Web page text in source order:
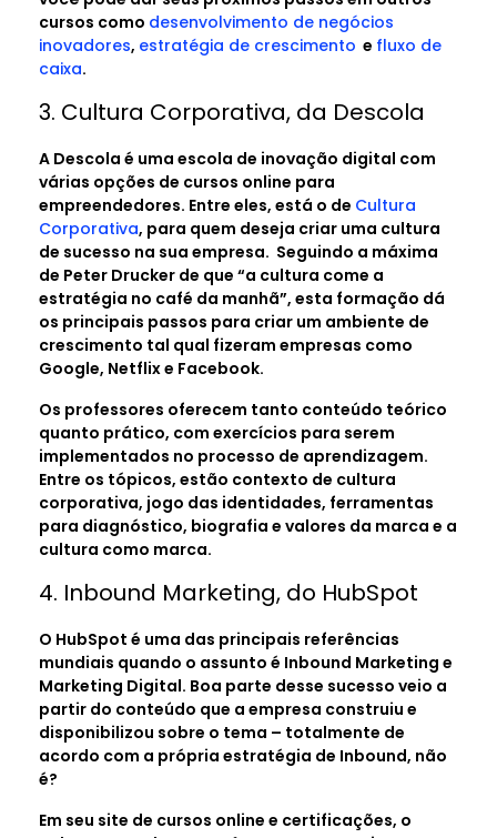
cursos como desenvolvimento de negócios
inovadores, estratégia de crescimento e fluxo de
caixa.
3. Cultura Corporativa, da Descola
A Descola é uma escola de inovação digital com
várias opções de cursos online para
empreendedores. Entre eles, está o de Cultura
Corporativa, para quem deseja criar uma cultura
de sucesso na sua empresa. Seguindo a máxima
de Peter Drucker de que “a cultura come a
estratégia no café da manhã”, esta formação dá
os principais passos para criar um ambiente de
crescimento tal qual fizeram empresas como
Google, Netflix e Facebook.
Os professores oferecem tanto conteúdo teórico
quanto prático, com exercícios para serem
implementados no processo de aprendizagem.
Entre os tópicos, estão contexto de cultura
corporativa, jogo das identidades, ferramentas
para diagnóstico, biografia e valores da marca e a
cultura como marca.
4. Inbound Marketing, do HubSpot
O HubSpot é uma das principais referências
mundiais quando o assunto é Inbound Marketing e
Marketing Digital. Boa parte desse sucesso veio a
partir do conteúdo que a empresa construiu e
disponibilizou sobre o tema – totalmente de
acordo com a própria estratégia de Inbound, não
é?
Em seu site de cursos online e certificações, o